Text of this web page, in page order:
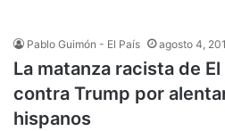
Pablo Guimón - El País agosto 4,
La matanza racista de
contra Trump por
hispanos